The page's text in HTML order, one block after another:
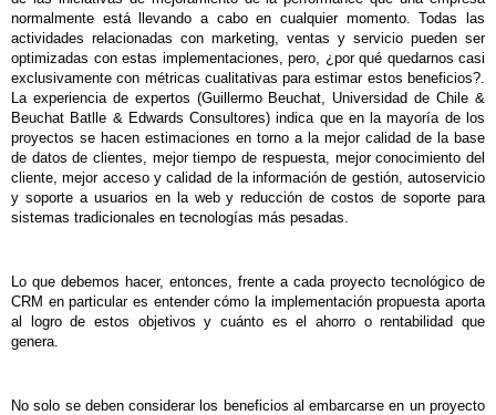
normalmente está llevando a cabo en cualquier momento. Todas las
actividades relacionadas con marketing, ventas y servicio pueden ser
optimizadas con estas implementaciones, pero, ¿por qué quedarnos casi
exclusivamente con métricas cualitativas para estimar estos beneficios?.
La experiencia de expertos (Guillermo Beuchat, Universidad de Chile &
Beuchat Batlle & Edwards Consultores) indica que en la mayoría de los
proyectos se hacen estimaciones en torno a la mejor calidad de la base
de datos de clientes, mejor tiempo de respuesta, mejor conocimiento del
cliente, mejor acceso y calidad de la información de gestión, autoservicio
y soporte a usuarios en la web y reducción de costos de soporte para
sistemas tradicionales en tecnologías más pesadas.
Lo que debemos hacer, entonces, frente a cada proyecto tecnológico de
CRM en particular es entender cómo la implementación propuesta aporta
al logro de estos objetivos y cuánto es el ahorro o rentabilidad que
genera.
No solo se deben considerar los beneficios al embarcarse en un proyecto